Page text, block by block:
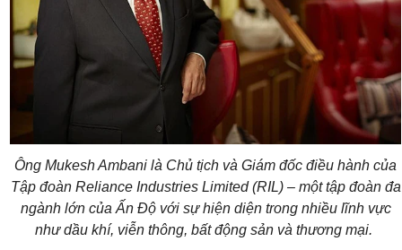
Ông Mukesh Ambani là Chủ tịch và Giám đốc điều hành của
Tập đoàn Reliance Industries Limited (RIL) – một tập đoàn đa
ngành lớn của Ấn Độ với sự hiện diện trong nhiều lĩnh vực
như dầu khí, viễn thông, bất động sản và thương mại.